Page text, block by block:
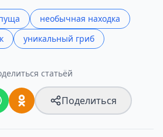
необычная находка
уникальный гриб
статьёй
Поделиться